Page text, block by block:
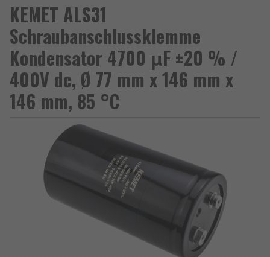
KEMET ALS31
Schraubanschlussklemme
Kondensator 4700 μF ±20 % /
400V dc, Ø 77 mm x 146 mm x
146 mm, 85 °C